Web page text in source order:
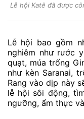
Lễ hội Katê đã được
Lễ hội bao gồm
nghiêm như rước
quạt, múa trống
như kèn Saranai,
Rang vào dịp này
lễ hội sôi động,
ngưỡng, ẩm thực